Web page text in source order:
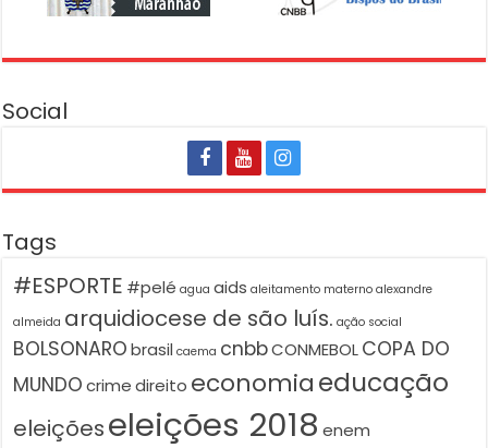
Social
Tags
#ESPORTE #pelé agua aids aleitamento materno alexandre
almeida arquidiocese de são luís. ação social
BOLSONARO brasil caema cnbbCONMEBOLCOPA DO
MUNDO crime direito economiaeducação
eleiçõeseleições 2018 enem